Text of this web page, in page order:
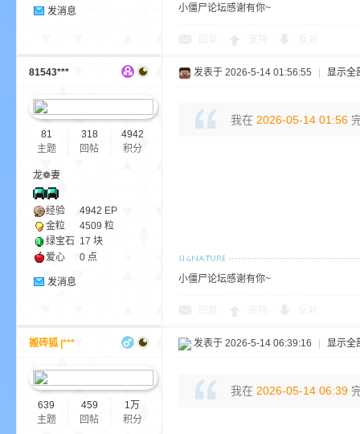
发消息 小僵尸论坛感谢有你~
81543***
81
主题
318
回帖
4942
积分
龙❁妻
经验 4942 EP
金粒
4509 粒
绿宝石 17 块
爱心
0 点
发消息
发表于 2026-5-14 01:56:55 显示全
我在 2026-05-14 01:56
小僵尸论坛感谢有你~
搬砖狐 |***
639
主题
459
回帖
1万
积分
发表于 2026-5-14 06:39:16 显示全
我在 2026-05-14 06:39